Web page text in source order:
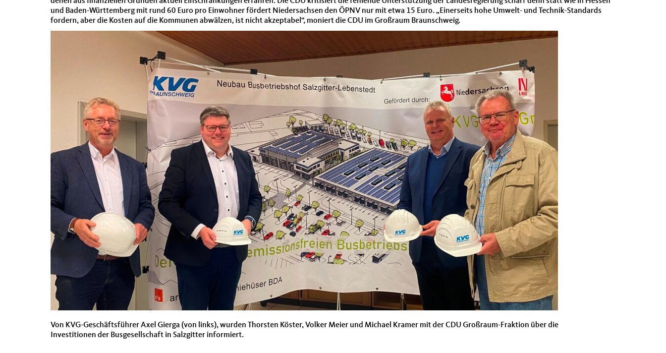
und Baden-Württemberg mit rund 60 Euro pro Einwohner fördert Niedersachsen den ÖPNV nur mit etwa 15 Euro. „Einerseits hohe Umwelt- und Technik-Standards
fordern, aber die Kosten auf die Kommunen abwälzen, ist nicht akzeptabel“, moniert die CDU im Großraum Braunschweig.
Von KVG-Geschäftsführer Axel Gierga (von links), wurden Thorsten Köster, Volker Meier und Michael Kramer mit der CDU Großraum-Fraktion über die
Investitionen der Busgesellschaft in Salzgitter informiert.